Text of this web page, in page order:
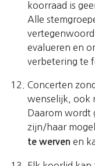
koorraad is
Alle
evalueren en
verbetering te
Concerten
wenselijk, ook
Daarom wordt
zijn/haar
te werven en